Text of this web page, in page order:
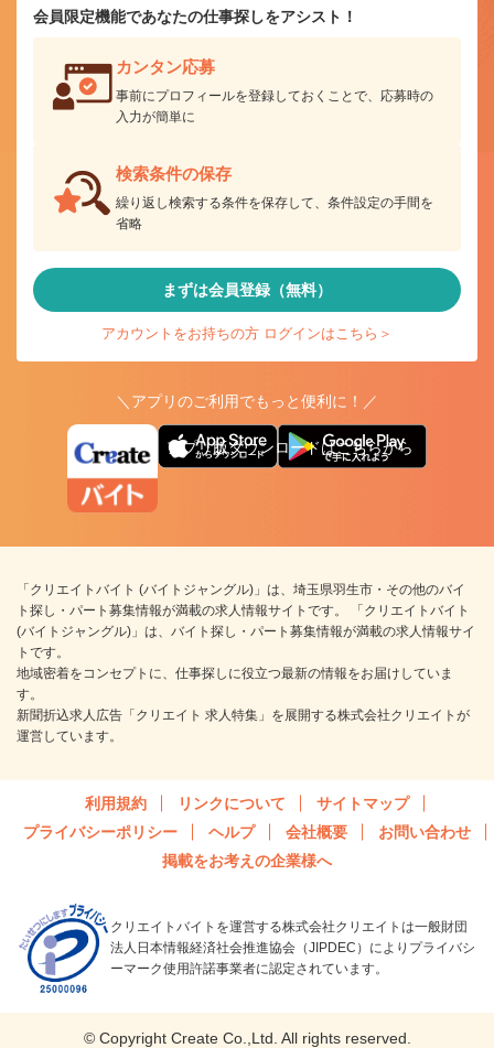
会員限定機能であなたの仕事探しをアシスト！
カンタン応募
事前にプロフィールを登録しておくことで、応募時の
入力が簡単に
検索条件の保存
繰り返し検索する条件を保存して、条件設定の手間を
省略
まずは会員登録（無料）
アカウントをお持ちの方 ログインはこちら＞
＼アプリのご利用でもっと便利に！／
アプリ版ダウンロードはこちらから
「クリエイトバイト (バイトジャングル)」は、埼玉県羽生市・その他のバイ
ト探し・パート募集情報が満載の求人情報サイトです。 「クリエイトバイト
(バイトジャングル)」は、バイト探し・パート募集情報が満載の求人情報サイ
トです。
地域密着をコンセプトに、仕事探しに役立つ最新の情報をお届けしていま
す。
新聞折込求人広告「クリエイト 求人特集」を展開する株式会社クリエイトが
運営しています。
利用規約 リンクについて
サイトマップ
プライバシーポリシー
ヘルプ 会社概要
お問い合わせ
掲載をお考えの企業様へ
クリエイトバイトを運営する株式会社クリエイトは一般財団
法人日本情報経済社会推進協会（JIPDEC）によりプライバシ
ーマーク使用許諾事業者に認定されています。
© Copyright Create Co.,Ltd. All rights reserved.